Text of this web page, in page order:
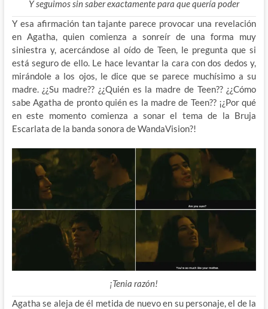
Y seguimos sin saber exactamente para que quería poder
Y esa afirmación tan tajante parece provocar una revelación
en Agatha, quien comienza a sonreír de una forma muy
siniestra y, acercándose al oído de Teen, le pregunta que si
está seguro de ello. Le hace levantar la cara con dos dedos y,
mirándole a los ojos, le dice que se parece muchísimo a su
madre. ¿¿Su madre?? ¿¿Quién es la madre de Teen?? ¿¿Cómo
sabe Agatha de pronto quién es la madre de Teen?? ¡¿Por qué
en este momento comienza a sonar el tema de la Bruja
Escarlata de la banda sonora de WandaVision?!
¡Tenia razón!
Agatha se aleja de él metida de nuevo en su personaje, el de la